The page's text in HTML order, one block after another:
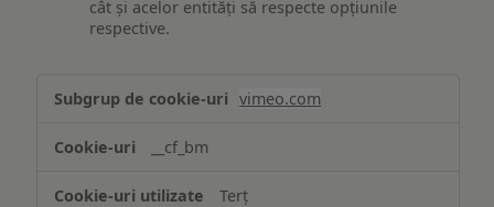
cât și acelor entități să respecte opțiunile
respective.
funcționalităților
ului
vimeo.com
__cf_bm
Terț